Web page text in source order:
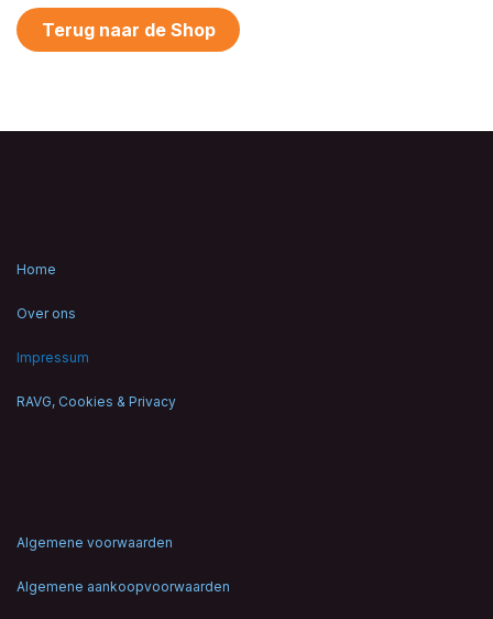
Terug naar de Shop
Home
Over ons
Impressum
RAVG, Cookies & Privacy
Algemene voorwaarden
Algemene aankoopvoorwaarden